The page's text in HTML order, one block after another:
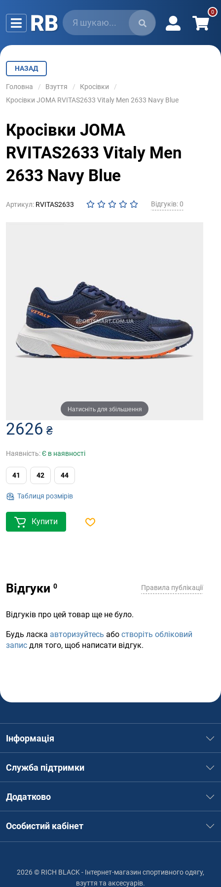
НАЗАД
Головна Взуття
Кросівки
Кросівки JOMA RVITAS2633 Vitaly Men 2633 Navy Blue
Кросівки JOMA
RVITAS2633 Vitaly Men
2633 Navy Blue
Артикул: RVITAS2633 Відгуків: 0
Натисніть для збільшення
2626 ₴
Наявність:Є в наявності
41 42 44
Таблиця розмірів
Купити
Відгуки Правила публікації
Відгуків про цей товар ще не було.
Будь ласка авторизуйтесь або створіть обліковий
запис для того, щоб написати відгук.
Інформація
Служба підтримки
Додатково
Особистий кабінет
2026 © RICH BLACK - Інтернет-магазин спортивного одягу,
взуття та аксесуарів.